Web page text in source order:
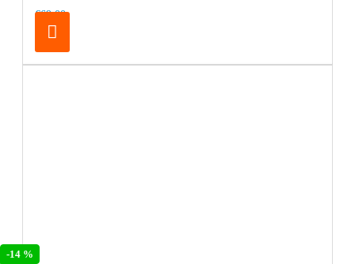
-14 %
€69,00